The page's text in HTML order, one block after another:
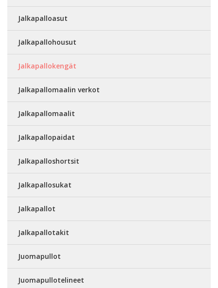
Jalkapalloasut
Jalkapallohousut
Jalkapallokengät
Jalkapallomaalin verkot
Jalkapallomaalit
Jalkapallopaidat
Jalkapalloshortsit
Jalkapallosukat
Jalkapallot
Jalkapallotakit
Juomapullot
Juomapullotelineet